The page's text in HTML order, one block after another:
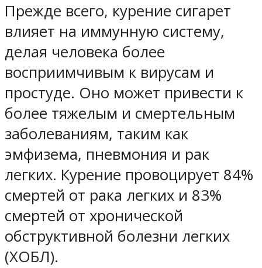
Прежде всего, курение сигарет
влияет на иммунную систему,
делая человека более
восприимчивым к вирусам и
простуде. Оно может привести к
более тяжелым и смертельным
заболеваниям, таким как
эмфизема, пневмония и рак
легких. Курение провоцирует 84%
смертей от рака легких и 83%
смертей от хронической
обструктивной болезни легких
(ХОБЛ).